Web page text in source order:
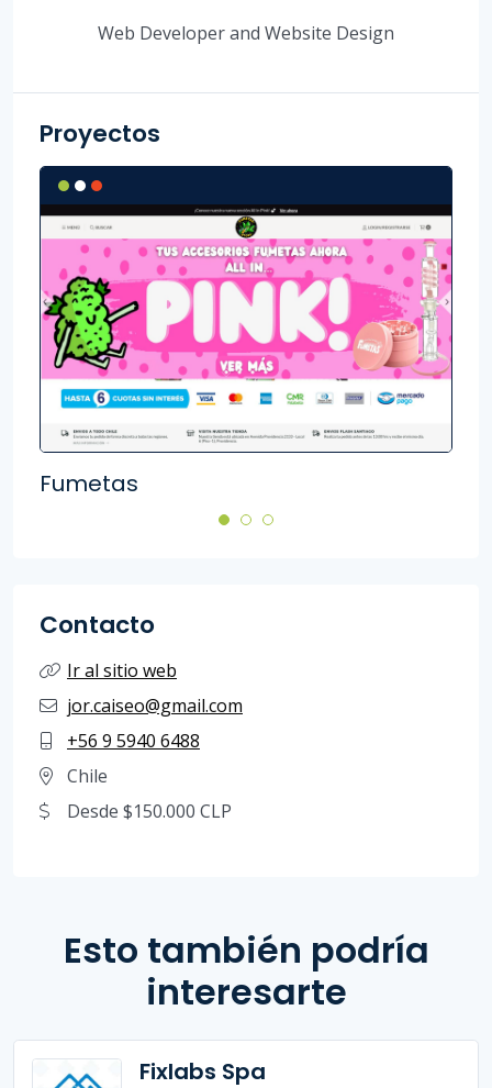
Web Developer and Website Design
Proyectos
Fumetas
Contacto
Ir al sitio web
jor.caiseo@gmail.com
+56 9 5940 6488
Chile
Desde $150.000 CLP
Esto también podría
interesarte
Fixlabs Spa